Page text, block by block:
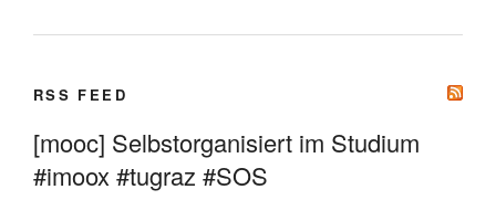
RSS FEED
[mooc] Selbstorganisiert im Studium
#imoox #tugraz #SOS